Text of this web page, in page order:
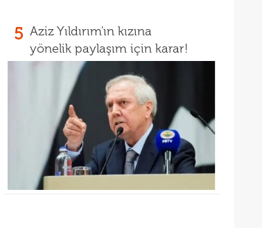
5 Aziz Yıldırım'ın kızına
yönelik paylaşım için karar!